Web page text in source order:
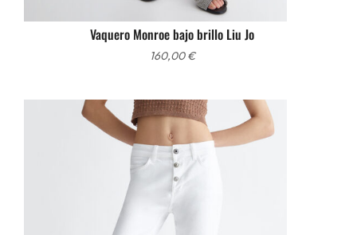
Vaquero Monroe bajo brillo Liu Jo
160,00€